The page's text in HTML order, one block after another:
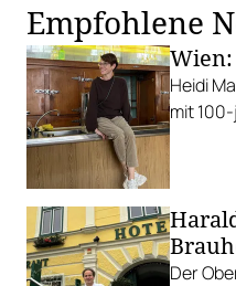
Empfohlene
Wien:
Heidi
mit
Der